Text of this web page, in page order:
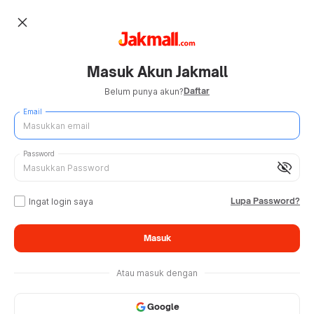
close
Masuk Akun Jakmall
Belum punya akun?Daftar
Email
visibility_off
Password
Ingat login saya Lupa Password?
Masuk
Atau masuk dengan
Google